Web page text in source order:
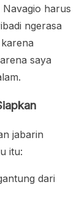
Navagio harus
ngerasa
saya
jabarin
itu:
dari